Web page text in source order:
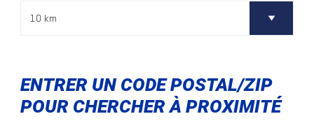
ENTRER UN CODE POSTAL/ZIP
POUR CHERCHER À PROXIMITÉ